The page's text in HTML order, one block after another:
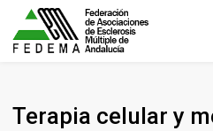
Terapia celular y